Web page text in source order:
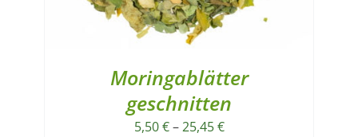
Moringablätter
geschnitten
5,50€–25,45€